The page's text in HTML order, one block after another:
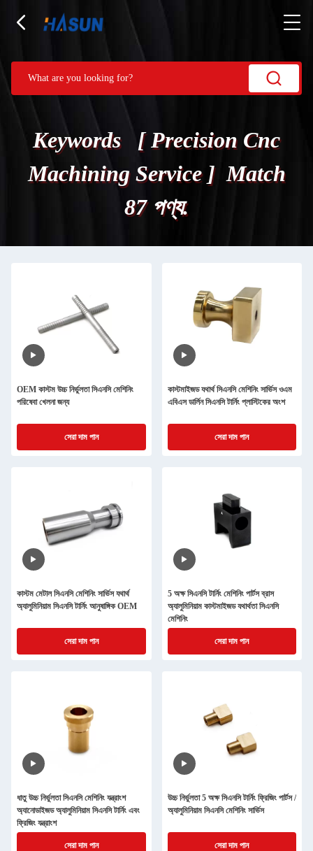
Keywords [ Precision Cnc
Machining Service ] Match
87 পণ্য.
OEM কাস্টম উচ্চ নির্ভুলতা সিএনসি মেশিনিং
পরিষেবা খেলনা জন্য
সেরা দাম পান
কাস্টমাইজড যথার্থ সিএনসি মেশিনিং সার্ভিস ওএম
এবিএস ডার্লিন সিএনসি টার্নিং প্লাস্টিকের অংশ
সেরা দাম পান
কাস্টম মেটাল সিএনসি মেশিনিং সার্ভিস যথার্থ
অ্যালুমিনিয়াম সিএনসি টার্নিং আনুষাঙ্গিক OEM
সেরা দাম পান
5 অক্ষ সিএনসি টার্নিং মেশিনিং পার্টস ব্রাস
অ্যালুমিনিয়াম কাস্টমাইজড যথার্থতা সিএনসি
মেশিনিং
সেরা দাম পান
ধাতু উচ্চ নির্ভুলতা সিএনসি মেশিনিং যন্ত্রাংশ
অ্যানোডাইজড অ্যালুমিনিয়াম সিএনসি টার্নিং এবং
ফ্রিজিং যন্ত্রাংশ
সেরা দাম পান
উচ্চ নির্ভুলতা 5 অক্ষ সিএনসি টার্নিং ফ্রিজিং পার্টস /
অ্যালুমিনিয়াম সিএনসি মেশিনিং সার্ভিস
সেরা দাম পান